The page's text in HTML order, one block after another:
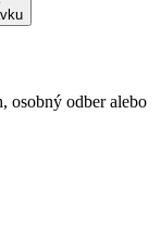
osobný odber alebo